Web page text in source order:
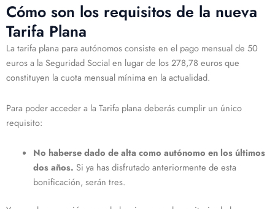
Cómo son los requisitos de la nueva
Tarifa Plana
La tarifa plana para autónomos consiste en el pago mensual de 50
euros a la Seguridad Social en lugar de los 278,78 euros que
constituyen la cuota mensual mínima en la actualidad.
Para poder acceder a la Tarifa plana deberás cumplir un único
requisito:
No haberse dado de alta como autónomo en los últimos
dos años. Si ya has disfrutado anteriormente de esta
bonificación, serán tres.